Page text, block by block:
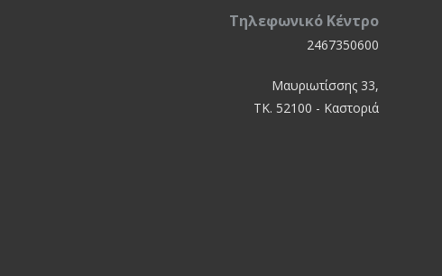
Τηλεφωνικό Κέντρο
2467350600
Μαυριωτίσσης 33,
ΤΚ. 52100 - Καστοριά